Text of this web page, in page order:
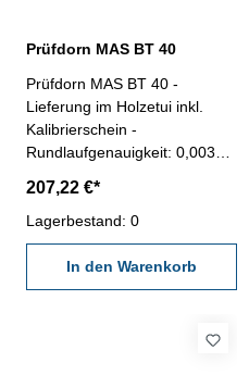
Prüfdorn MAS BT 40
Prüfdorn MAS BT 40 -
Lieferung im Holzetui inkl.
Kalibrierschein -
Rundlaufgenauigkeit: 0,003
207,22 €*
Lagerbestand: 0
In den Warenkorb